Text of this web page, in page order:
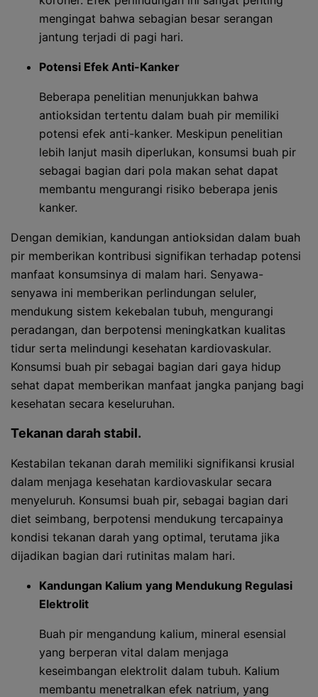
mengingat bahwa sebagian besar serangan
jantung terjadi di pagi hari.
Potensi Efek Anti-Kanker
Beberapa penelitian menunjukkan bahwa
antioksidan tertentu dalam buah pir memiliki
potensi efek anti-kanker. Meskipun penelitian
lebih lanjut masih diperlukan, konsumsi buah pir
sebagai bagian dari pola makan sehat dapat
membantu mengurangi risiko beberapa jenis
kanker.
Dengan demikian, kandungan antioksidan dalam buah
pir memberikan kontribusi signifikan terhadap potensi
manfaat konsumsinya di malam hari. Senyawa-
senyawa ini memberikan perlindungan seluler,
mendukung sistem kekebalan tubuh, mengurangi
peradangan, dan berpotensi meningkatkan kualitas
tidur serta melindungi kesehatan kardiovaskular.
Konsumsi buah pir sebagai bagian dari gaya hidup
sehat dapat memberikan manfaat jangka panjang bagi
kesehatan secara keseluruhan.
Tekanan darah stabil.
Kestabilan tekanan darah memiliki signifikansi krusial
dalam menjaga kesehatan kardiovaskular secara
menyeluruh. Konsumsi buah pir, sebagai bagian dari
diet seimbang, berpotensi mendukung tercapainya
kondisi tekanan darah yang optimal, terutama jika
dijadikan bagian dari rutinitas malam hari.
Kandungan Kalium yang Mendukung Regulasi
Elektrolit
Buah pir mengandung kalium, mineral esensial
yang berperan vital dalam menjaga
keseimbangan elektrolit dalam tubuh. Kalium
membantu menetralkan efek natrium, yang